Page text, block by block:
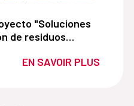
"Soluciones
"Soluciones
de residuos
EN SAVOIR PLUS